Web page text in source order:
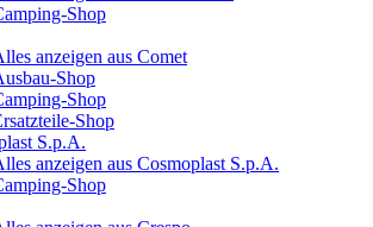
Shop
anzeigen aus Comet
Shop
Shop
Shop
S.p.A.
anzeigen aus Cosmoplast S.p.A.
Shop